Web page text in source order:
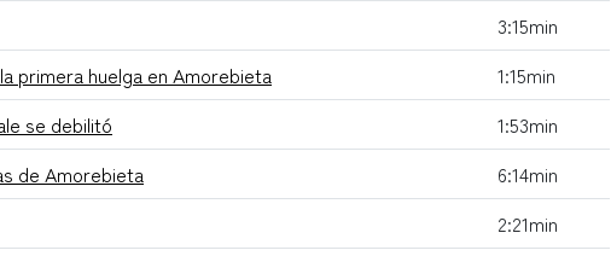
3:15min
primera huelga en Amorebieta
1:15min
se debilitó
1:53min
de Amorebieta
6:14min
2:21min